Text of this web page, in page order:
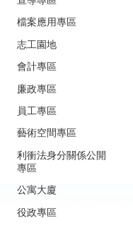
檔案應用專區
志工園地
會計專區
廉政專區
員工專區
藝術空間專區
利衝法身分關係公開
專區
公寓大廈
役政專區